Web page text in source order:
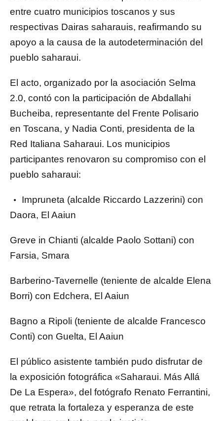
entre cuatro municipios toscanos y sus
respectivas Dairas saharauis, reafirmando su
apoyo a la causa de la autodeterminación del
pueblo saharaui.
El acto, organizado por la asociación Selma
2.0, contó con la participación de Abdallahi
Bucheiba, representante del Frente Polisario
en Toscana, y Nadia Conti, presidenta de la
Red Italiana Saharaui. Los municipios
participantes renovaron su compromiso con el
pueblo saharaui:
Impruneta (alcalde Riccardo Lazzerini) con
Daora, El Aaiun
Greve in Chianti (alcalde Paolo Sottani) con
Farsia, Smara
Barberino-Tavernelle (teniente de alcalde Elena
Borri) con Edchera, El Aaiun
Bagno a Ripoli (teniente de alcalde Francesco
Conti) con Guelta, El Aaiun
El público asistente también pudo disfrutar de
la exposición fotográfica «Saharaui. Más Allá
De La Espera», del fotógrafo Renato Ferrantini,
que retrata la fortaleza y esperanza de este